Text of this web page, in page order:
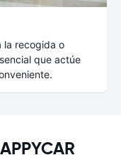
la recogida o
que actúe